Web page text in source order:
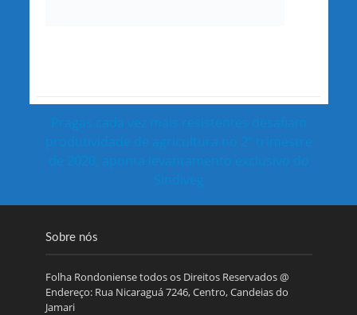
Pragas cada vez mais resistentes desafiam
produtividade de agricultura no 2º trimestre
de 2020, aponta levantamento exclusivo do
Sindiveg
Sobre nós
Folha Rondoniense todos os Direitos Reservados @
Endereço: Rua Nicaraguá 7246, Centro, Candeias do
Jamari